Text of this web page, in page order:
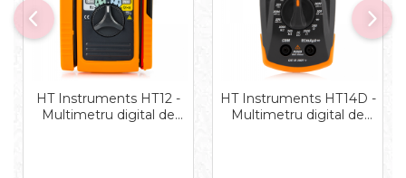
HT Instruments HT12 -
Multimetru digital de
HT Instruments HT14D -
Multimetru digital de